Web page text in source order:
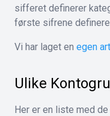
sifferet definerer
første sifrene
Vi har laget en egen
Ulike
Her er en liste med